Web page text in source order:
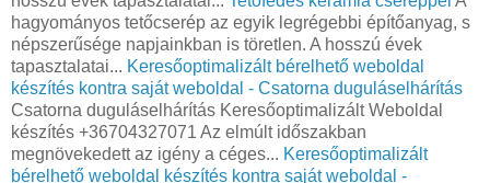
hagyományos tetőcserép az egyik legrégebbi építőanyag, s
népszerűsége napjainkban is töretlen. A hosszú évek
tapasztalatai... Keresőoptimalizált bérelhető weboldal
készítés kontra saját weboldal - Csatorna duguláselhárítás
Csatorna duguláselhárítás Keresőoptimalizált Weboldal
készítés +36704327071 Az elmúlt időszakban
megnövekedett az igény a céges... Keresőoptimalizált
bérelhető weboldal készítés kontra saját weboldal -